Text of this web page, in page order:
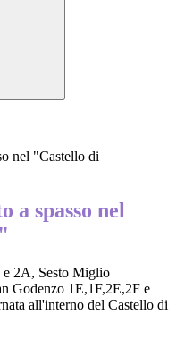
nel "Castello di
a spasso nel
2A, Sesto Miglio
Godenzo 1E,1F,2E,2F e
all'interno del Castello di